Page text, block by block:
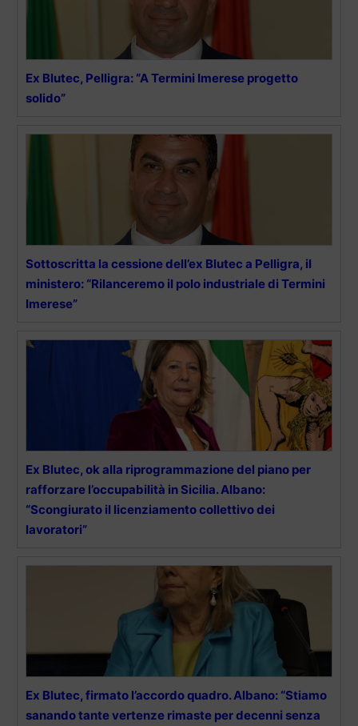
Ex Blutec, Pelligra: “A Termini Imerese progetto
solido”
Sottoscritta la cessione dell’ex Blutec a Pelligra, il
ministero: “Rilanceremo il polo industriale di Termini
Imerese”
Ex Blutec, ok alla riprogrammazione del piano per
rafforzare l’occupabilità in Sicilia. Albano:
“Scongiurato il licenziamento collettivo dei
lavoratori”
Ex Blutec, firmato l’accordo quadro. Albano: “Stiamo
sanando tante vertenze rimaste per decenni senza